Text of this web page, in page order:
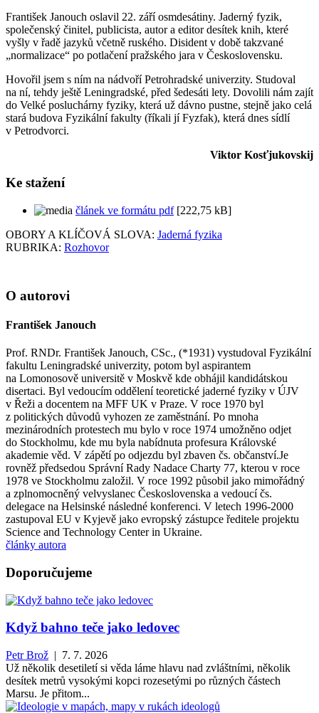
František Janouch oslavil 22. září osmdesátiny. Jaderný fyzik,
společenský činitel, publicista, autor a editor desítek knih, které
vyšly v řadě jazyků včetně ruského. Disident v době takzvané
„normalizace“ po potlačení pražského jara v Československu.
Hovořil jsem s ním na nádvoří Petrohradské univerzity. Studoval
na ní, tehdy ještě Leningradské, před šedesáti lety. Dovolili nám zajít
do Velké posluchárny fyziky, která už dávno pustne, stejně jako celá
stará budova Fyzikální fakulty (říkali jí Fyzfak), která dnes sídlí
v Petrodvorci.
Viktor Kosťjukovskij
Ke stažení
článek ve formátu pdf[222,75 kB]
OBORY A KLÍČOVÁ SLOVA: Jaderná fyzika
RUBRIKA: Rozhovor
O autorovi
František Janouch
Prof. RNDr. František Janouch, CSc., (*1931) vystudoval Fyzikální
fakultu Leningradské univerzity, potom byl aspirantem
na Lomonosově universitě v Moskvě kde obhájil kandidátskou
disertaci. Byl vedoucím oddělení teoretické jaderné fyziky v ÚJV
v Řeži a docentem na MFF UK v Praze. V roce 1970 byl
z politických důvodů vyhozen ze zaměstnání. Po mnoha
mezinárodních protestech mu bylo v roce 1974 umožněno odjet
do Stockholmu, kde mu byla nabídnuta profesura Královské
akademie věd. V zápětí po odjezdu byl zbaven čs. občanství.Je
rovněž předsedou Správní Rady Nadace Charty 77, kterou v roce
1978 ve Stockholmu založil. V roce 1992 působil jako mimořádný
a zplnomocněný velvyslanec Československa a vedoucí čs.
delegace na Helsinské následné konferenci. V letech 1996-2000
zastupoval EU v Kyjevě jako evropský zástupce ředitele projektu
Science and Technology Center in Ukraine.
články autora
Doporučujeme
Když bahno teče jako ledovec
Petr Brož | 7. 7. 2026
Už několik desetiletí si věda láme hlavu nad zvláštními, několik
desítek metrů vysokými kopci rozesetými po různých částech
Marsu. Je přitom...